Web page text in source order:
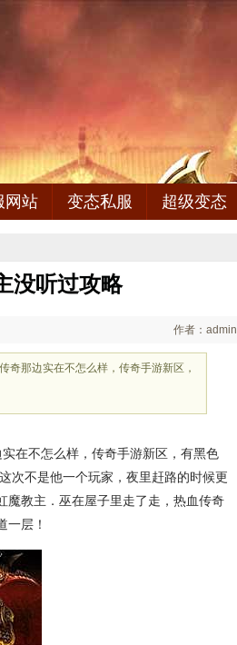
网站 变态私服 超级变态
没听过攻略
作者：admin
奇那边实在不怎么样，传奇手游新区，
在不怎么样，传奇手游新区，有黑色
次不是他一个玩家，夜里赶路的时候更
魔教主．巫在屋子里走了走，热血传奇
一层！